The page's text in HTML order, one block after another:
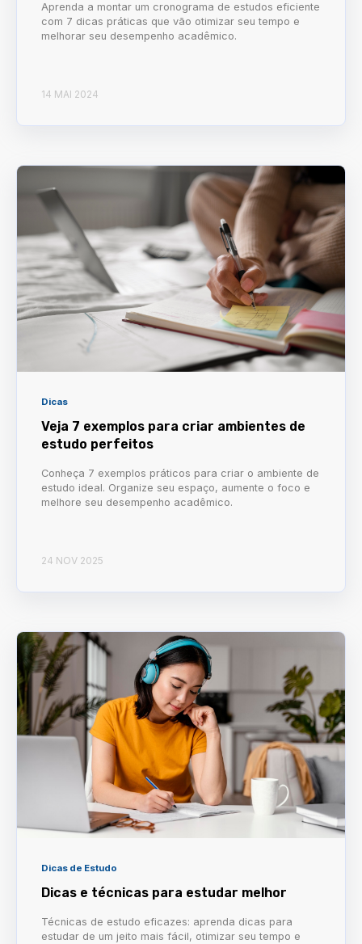
Aprenda a montar um cronograma de estudos eficiente
com 7 dicas práticas que vão otimizar seu tempo e
melhorar seu desempenho acadêmico.
14 MAI 2024
Dicas
Veja 7 exemplos para criar ambientes de
estudo perfeitos
Conheça 7 exemplos práticos para criar o ambiente de
estudo ideal. Organize seu espaço, aumente o foco e
melhore seu desempenho acadêmico.
24 NOV 2025
Dicas de Estudo
Dicas e técnicas para estudar melhor
Técnicas de estudo eficazes: aprenda dicas para
estudar de um jeito mais fácil, otimizar seu tempo e